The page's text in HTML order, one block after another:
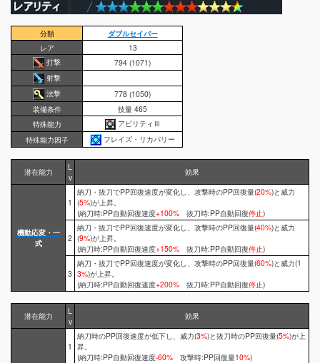
分類
ダブルセイバー
レア
13
打撃
794 (1071)
射撃
法撃
778 (1050)
装備条件
技量 465
特殊能力
アビリティⅢ
特殊能力因子
フレイズ・リカバリー
潜在能力
L
v
効果
機動応変・一
式
1
納刀・抜刀でPP回復速度が変化し、攻撃時のPP回復量(20%)と威力
(5%)が上昇。
(納刀時:PP自動回復速度+100%抜刀時:PP自動回復停止)
2
納刀・抜刀でPP回復速度が変化し、攻撃時のPP回復量(40%)と威力
(9%)が上昇。
(納刀時:PP自動回復速度+150%抜刀時:PP自動回復停止)
3
納刀・抜刀でPP回復速度が変化し、攻撃時のPP回復量(60%)と威力(1
3%)が上昇。
(納刀時:PP自動回復速度+200%抜刀時:PP自動回復停止)
潜在能力
L
v
効果
1
納刀時のPP回復速度が低下し、威力(3%)と抜刀時のPP回復量(5%)が上
昇。
(納刀時:PP自動回復速度-60%攻撃時:PP回復量10%)